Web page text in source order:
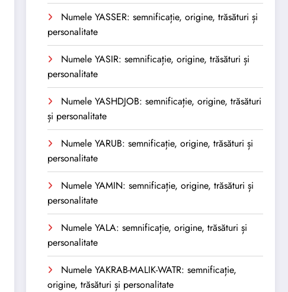
Numele YASSER: semnificație, origine, trăsături și
personalitate
Numele YASIR: semnificație, origine, trăsături și
personalitate
Numele YASHDJOB: semnificație, origine, trăsături
și personalitate
Numele YARUB: semnificație, origine, trăsături și
personalitate
Numele YAMIN: semnificație, origine, trăsături și
personalitate
Numele YALA: semnificație, origine, trăsături și
personalitate
Numele YAKRAB-MALIK-WATR: semnificație,
origine, trăsături și personalitate